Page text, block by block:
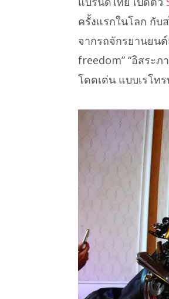
ครั้งแรกในโลก กับ
จากรถจักรยานยน
freedom” “อิสระ
โดดเด่น แบบเรโท